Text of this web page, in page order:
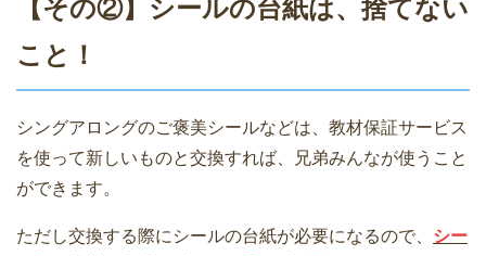
【その②】シールの台紙は、捨てない
こと！
シングアロングのご褒美シールなどは、教材保証サービス
を使って新しいものと交換すれば、兄弟みんなが使うこと
ができます。
ただし交換する際にシールの台紙が必要になるので、 シー